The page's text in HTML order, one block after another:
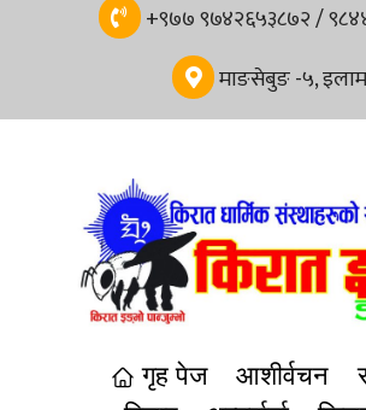
+९७७ ९७४२६५३८७२ /
माङसेबुङ -५, इलाम
गृह पेज आशीर्वचन